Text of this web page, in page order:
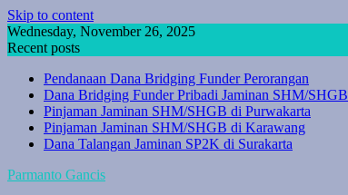
Skip to content
Wednesday, November 26, 2025
Recent posts
Pendanaan Dana Bridging Funder Perorangan
Dana Bridging Funder Pribadi Jaminan SHM/SHGB
Pinjaman Jaminan SHM/SHGB di Purwakarta
Pinjaman Jaminan SHM/SHGB di Karawang
Dana Talangan Jaminan SP2K di Surakarta
Parmanto Gancis